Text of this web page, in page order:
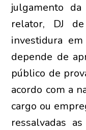
julgamento
relator, DJ
investidura
depende de
público de
acordo com a
cargo ou
ressalvadas